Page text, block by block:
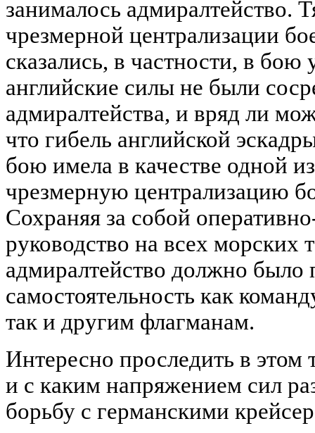
занималось адмиралтейство.
чрезмерной централизации
сказались, в частности, в бою
английские силы не были
адмиралтейства, и вряд ли
что гибель английской
бою имела в качестве одной
чрезмерную централизацию
Сохраняя за собой
руководство на всех морских
адмиралтейство должно было
самостоятельность как
так и другим флагманам.
Интересно проследить в этом
и с каким напряжением сил
борьбу с германскими